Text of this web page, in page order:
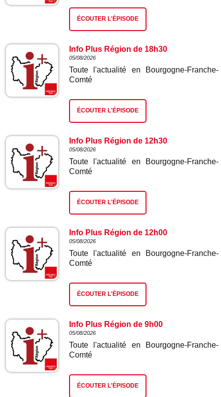
ÉCOUTER L'ÉPISODE
Info Plus Région de 18h30
05/08/2026
Toute l'actualité en Bourgogne-Franche-
Comté
ÉCOUTER L'ÉPISODE
Info Plus Région de 12h30
05/08/2026
Toute l'actualité en Bourgogne-Franche-
Comté
ÉCOUTER L'ÉPISODE
Info Plus Région de 12h00
05/08/2026
Toute l'actualité en Bourgogne-Franche-
Comté
ÉCOUTER L'ÉPISODE
Info Plus Région de 9h00
05/08/2026
Toute l'actualité en Bourgogne-Franche-
Comté
ÉCOUTER L'ÉPISODE